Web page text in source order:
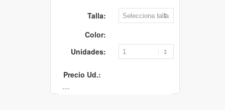
Talla:
Color:
Unidades:
Precio Ud.: